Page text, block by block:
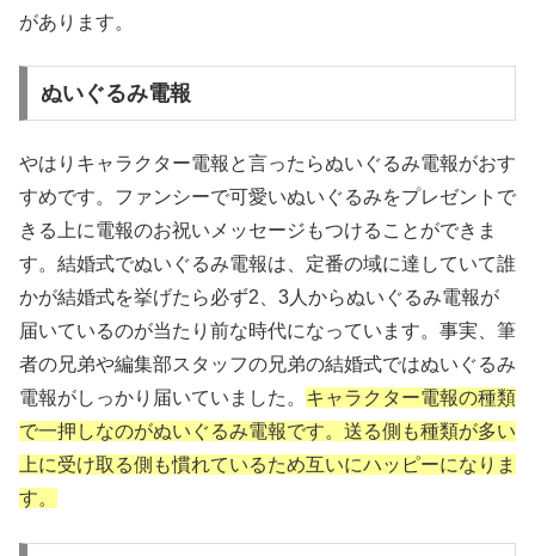
があります。
ぬいぐるみ電報
やはりキャラクター電報と言ったらぬいぐるみ電報がおす
すめです。ファンシーで可愛いぬいぐるみをプレゼントで
きる上に電報のお祝いメッセージもつけることができま
す。結婚式でぬいぐるみ電報は、定番の域に達していて誰
かが結婚式を挙げたら必ず2、3人からぬいぐるみ電報が
届いているのが当たり前な時代になっています。事実、筆
者の兄弟や編集部スタッフの兄弟の結婚式ではぬいぐるみ
電報がしっかり届いていました。 キャラクター電報の種類
で一押しなのがぬいぐるみ電報です。送る側も種類が多い
上に受け取る側も慣れているため互いにハッピーになりま
す。